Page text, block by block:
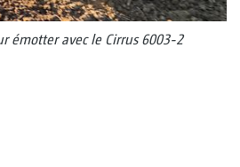
émotter avec le Cirrus 6003-2